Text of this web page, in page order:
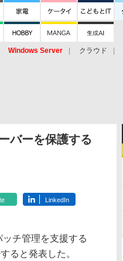
Windows Server クラウド
バーを保護する
LinkedIn
チ管理を支援する
ると発表した。